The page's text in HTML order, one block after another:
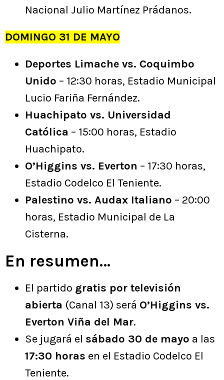
Nacional Julio Martínez Prádanos.
DOMINGO 31 DE MAYO
Deportes Limache vs. Coquimbo
Unido – 12:30 horas, Estadio Municipal
Lucio Fariña Fernández.
Huachipato vs. Universidad
Católica – 15:00 horas, Estadio
Huachipato.
O’Higgins vs. Everton – 17:30 horas,
Estadio Codelco El Teniente.
Palestino vs. Audax Italiano – 20:00
horas, Estadio Municipal de La
Cisterna.
En resumen…
El partido gratis por televisión
abierta (Canal 13) será O’Higgins vs.
Everton Viña del Mar.
Se jugará el sábado 30 de mayo a las
17:30 horas en el Estadio Codelco El
Teniente.